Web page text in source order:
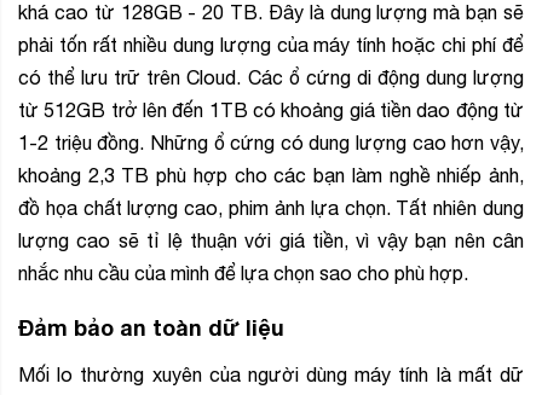
khá cao từ 128GB - 20 TB. Đây là dung lượng mà bạn sẽ
phải tốn rất nhiều dung lượng của máy tính hoặc chi phí để
có thể lưu trữ trên Cloud. Các ổ cứng di động dung lượng
từ 512GB trở lên đến 1TB có khoảng giá tiền dao động từ
1-2 triệu đồng. Những ổ cứng có dung lượng cao hơn vậy,
khoảng 2,3 TB phù hợp cho các bạn làm nghề nhiếp ảnh,
đồ họa chất lượng cao, phim ảnh lựa chọn. Tất nhiên dung
lượng cao sẽ tỉ lệ thuận với giá tiền, vì vậy bạn nên cân
nhắc nhu cầu của mình để lựa chọn sao cho phù hợp.
Đảm bảo an toàn dữ liệu
Mối lo thường xuyên của người dùng máy tính là mất dữ